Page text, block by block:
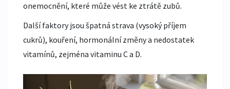
onemocnění, které může vést ke ztrátě zubů.
Další faktory jsou špatná strava (vysoký příjem
cukrů), kouření, hormonální změny a nedostatek
vitamínů, zejména vitaminu C a D.